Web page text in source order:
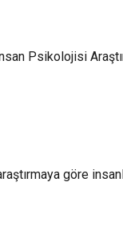
Psikolojisi
göre